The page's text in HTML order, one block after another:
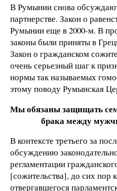
В Румынии снова
партнерстве. Закон о
Румынии еще в 2000-м. В
законы были приняты в
Закон о гражданском
очень серьезный шаг к
нормы так называемых
этому поводу Румынская
Мы обязаны защищать
брака между
В контексте третьего за
обсуждению
регламентации
[сожительства], до сих пор
отвергавшегося